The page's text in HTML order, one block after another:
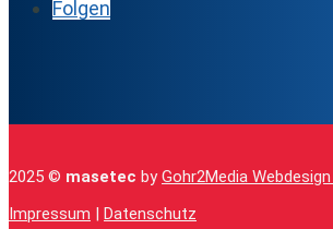
Folgen
2025 © masetec byGohr2Media Webdesign
Impressum | Datenschutz